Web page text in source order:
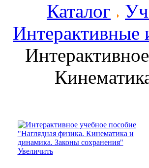
Каталог
Интерактивные
Увеличить